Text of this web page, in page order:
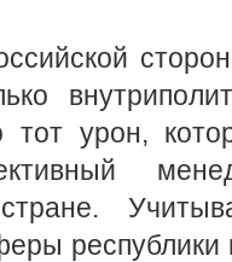
тот урон,
республики